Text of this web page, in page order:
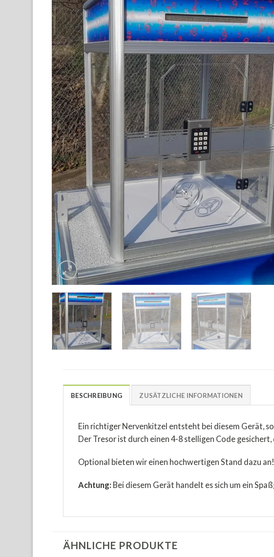
BESCHREIBUNG ZUSÄTZLICHE INFORMATIONEN
Ein richtiger Nervenkitzel entsteht bei diesem Gerät,
Der Tresor ist durch einen 4-8 stelligen Code
Optional bieten wir einen hochwertigen Stand dazu an!
Achtung: Bei diesem Gerät handelt es sich um ein
ÄHNLICHE PRODUKTE